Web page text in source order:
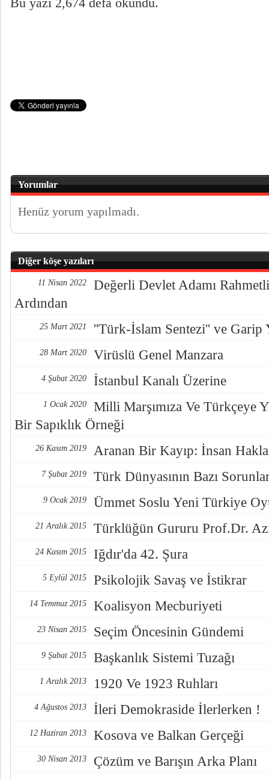
Bu yazı 2,674 defa okundu.
Yorumlar
Henüz yorum yapılmadı.
Diğer köşe yazıları
11 Nisan 2022
Değerli Devlet Adamı
Ardından
25 Mart 2021 ''Türk-İslam Sentezi'' ve Garip
28 Mart 2020 Virüslü Genel Manzara
4 Şubat 2020 İstanbul Kanalı Üzerine
1 Ocak 2020
Milli Marşımıza Ve Türkçeye
Bir Sapıklık Örneği
26 Kasım 2019 Aranan Bir Kayıp: İnsan
7 Şubat 2019 Türk Dünyasının Bazı
9 Ocak 2019 Ümmet Soslu Yeni Türkiye
21 Aralık 2015 Türklüğün Gururu Prof.Dr.
24 Kasım 2015 Iğdır'da 42. Şura
5 Eylül 2015 Psikolojik Savaş ve İstikrar
14 Temmuz 2015 Koalisyon Mecburiyeti
23 Nisan 2015 Seçim Öncesinin Gündemi
9 Şubat 2015 Başkanlık Sistemi Tuzağı
1 Aralık 2013 1920 Ve 1923 Ruhları
4 Ağustos 2013 İleri Demokraside İlerlerken !
12 Haziran 2013 Kosova ve Balkan Gerçeği
30 Nisan 2013 Çözüm ve Barışın Arka Planı